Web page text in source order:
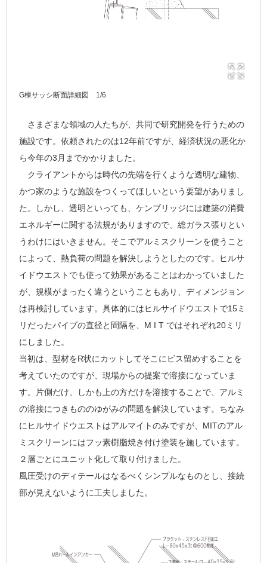
G棟サッシ断面詳細図 1/6
さまざまな領域の人たちが、共同で研究開発を行うための
施設です。依頼されたのは12年前ですが、経済状況の悪化か
ら今年の3月までかかりました。
クライアントからは時代の先端を行くような透明な建物、
かつ家のような施設をつくってほしいという要望がありまし
た。しかし、透明といっても、ケンブリッジには建築の消費
エネルギーに関する法規がありますので、総ガラス張りとい
うわけにはいきません。そこでアルミスクリーンを使うこと
によって、熱負荷の問題を解決しようとしたのです。ヒルサ
イドウエストでも使って効果があることはわかっていました
が、規模がまったく違うということもあり、ディメンジョン
は再検討しています。具体的にはヒルサイドウエストで15ミ
リだったパイプの直径と間隔を、M I T ではそれぞれ20ミリ
にしました。
当初は、型材をR状にカットしてそこにビス留めすることを
考えていたのですが、現場からの提案で溶接になっていま
す。片側だけ、しかも上の方だけを溶接することで、アルミ
の溶接につきもののゆがみの問題を解決しています。ちなみ
にヒルサイドウエストはアルマイトのみですが、MITのアル
ミスクリーンにはフッ素樹脂焼き付け塗装を施しています。
２層ごとにユニット化して取り付けました。
風圧受けのディテールはなるべくシンプルなものとし、接続
部が見えないように工夫しました。